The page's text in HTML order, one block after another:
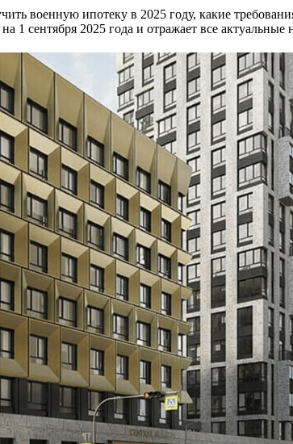
военную ипотеку в 2025 году, какие
сентября 2025 года и отражает все